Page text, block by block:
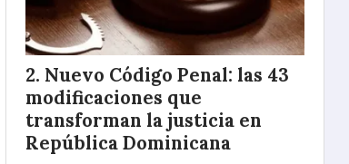
Nuevo Código Penal: las 43
modificaciones que
transforman la justicia en
República Dominicana